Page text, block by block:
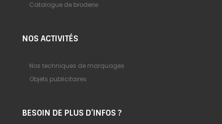
Catalogue de broderie
NOS ACTIVITÉS
Nos techniques de marquages
Objets publicitaires
BESOIN DE PLUS D’INFOS ?